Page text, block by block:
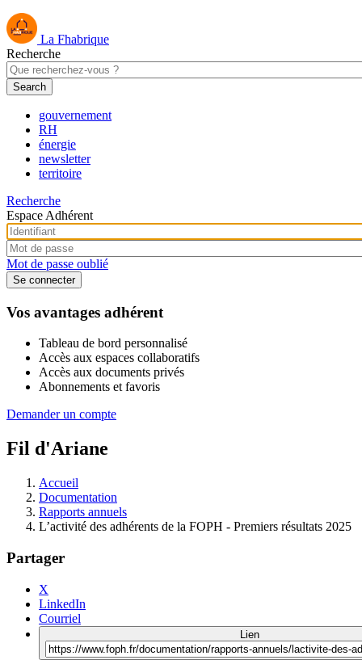
La Fhabrique
Recherche
gouvernement
RH
énergie
newsletter
territoire
Recherche
Espace Adhérent
Mot de passe oublié
Vos avantages adhérent
Tableau de bord personnalisé
Accès aux espaces collaboratifs
Accès aux documents privés
Abonnements et favoris
Demander un compte
Fil d'Ariane
Accueil
Documentation
Rapports annuels
L’activité des adhérents de la FOPH - Premiers résultats 2025
Partager
X
LinkedIn
Courriel
Lien